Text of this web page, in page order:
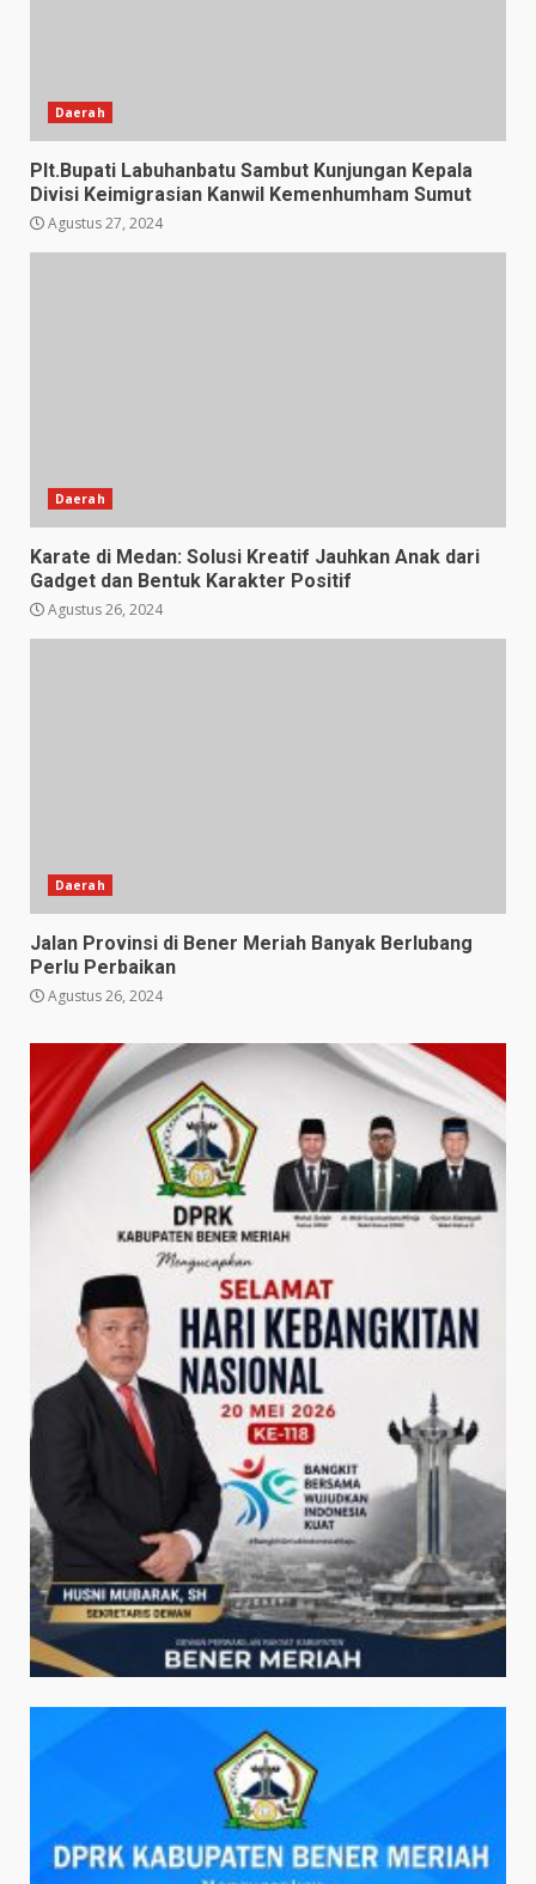
Daerah
Plt.Bupati Labuhanbatu Sambut Kunjungan Kepala
Divisi Keimigrasian Kanwil Kemenhumham Sumut
Agustus 27, 2024
Daerah
Karate di Medan: Solusi Kreatif Jauhkan Anak dari
Gadget dan Bentuk Karakter Positif
Agustus 26, 2024
Daerah
Jalan Provinsi di Bener Meriah Banyak Berlubang
Perlu Perbaikan
Agustus 26, 2024